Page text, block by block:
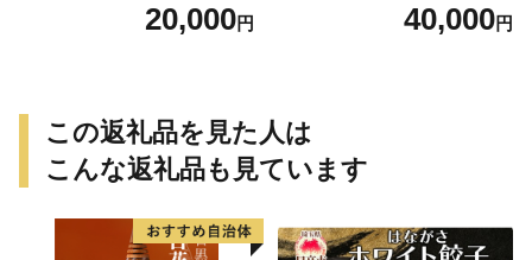
20,000円 40,000円
この返礼品を見た人は
こんな返礼品も見ています